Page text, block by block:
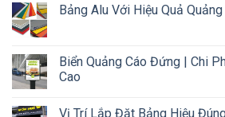
Bảng Alu Với Hiệu Quả
Biển Quảng Cáo Đứng | Chi
Cao
Vị Trí Lắp Đặt Bảng Hiệu